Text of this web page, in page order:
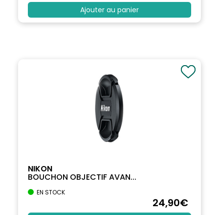
Ajouter au panier
NIKON
BOUCHON OBJECTIF AVAN...
EN STOCK
24,90€